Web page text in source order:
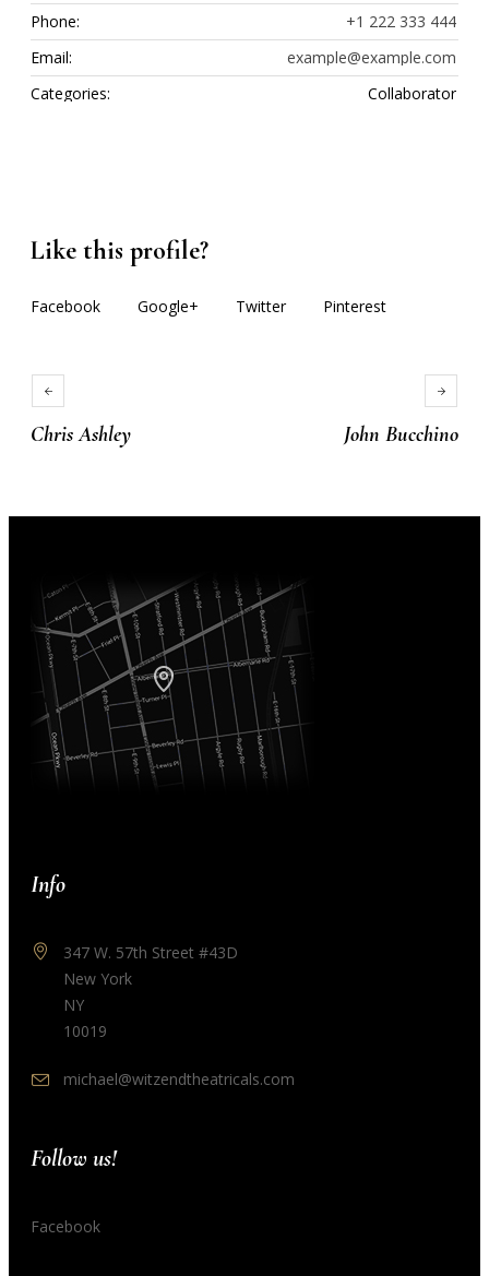
Phone:
+1 222 333 444
Email:
example@example.com
Categories:
Collaborator
Like this profile?
Facebook Google+ Twitter Pinterest
Chris Ashley John Bucchino
Info
347 W. 57th Street #43D
New York
NY
10019
michael@witzendtheatricals.com
Follow us!
Facebook